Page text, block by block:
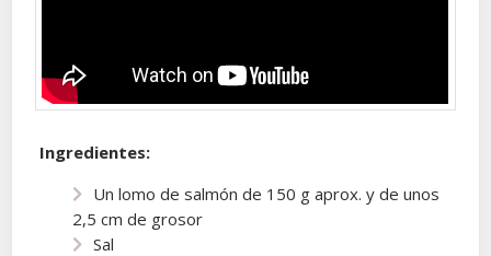
Ingredientes:
Un lomo de salmón de 150 g aprox. y de unos
2,5 cm de grosor
Sal